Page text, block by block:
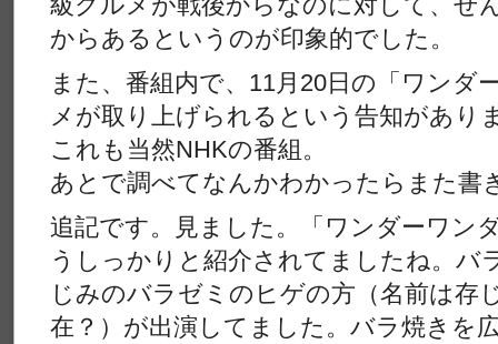
からあるというのが印象的でした。
また、番組内で、11月20日の「ワンダ
メが取り上げられるという告知があり
これも当然NHKの番組。
あとで調べてなんかわかったらまた書
追記です。見ました。「ワンダーワン
うしっかりと紹介されてましたね。バ
じみのバラゼミのヒゲの方（名前は存
在？）が出演してました。バラ焼きを